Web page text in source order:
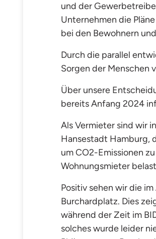
und der
Unternehmen die
bei den Bewohnern
Durch die parallel
Sorgen der Menschen
Über unsere
bereits Anfang 2024
Als Vermieter sind wir in
Hansestadt Hamburg,
um CO2-Emissionen
Wohnungsmieter
Positiv sehen wir die
Burchardplatz. Dies
während der Zeit im
solches wurde leider